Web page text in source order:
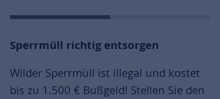
Sperrmüll richtig entsorgen
Wilder Sperrmüll ist illegal und kostet
bis zu 1.500 € Bußgeld! Stellen Sie den